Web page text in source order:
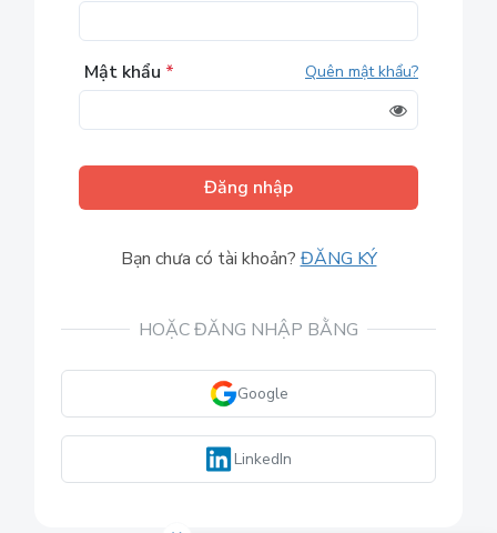
Mật khẩu * Quên mật khẩu?
Đăng nhập
Bạn chưa có tài khoản? ĐĂNG KÝ
HOẶC ĐĂNG NHẬP BẰNG
Google
LinkedIn